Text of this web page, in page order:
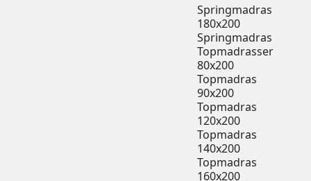
Springmadras
180x200
Springmadras
Topmadrasser
80x200
Topmadras
90x200
Topmadras
120x200
Topmadras
140x200
Topmadras
160x200